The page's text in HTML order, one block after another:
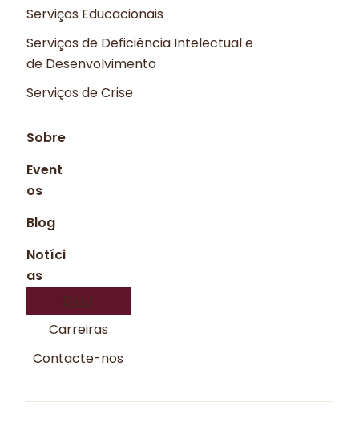
Serviços Educacionais
Serviços de Deficiência Intelectual e
de Desenvolvimento
Serviços de Crise
Sobre
Event
os
Blog
Notíci
as
Doar
Carreiras
Contacte-nos